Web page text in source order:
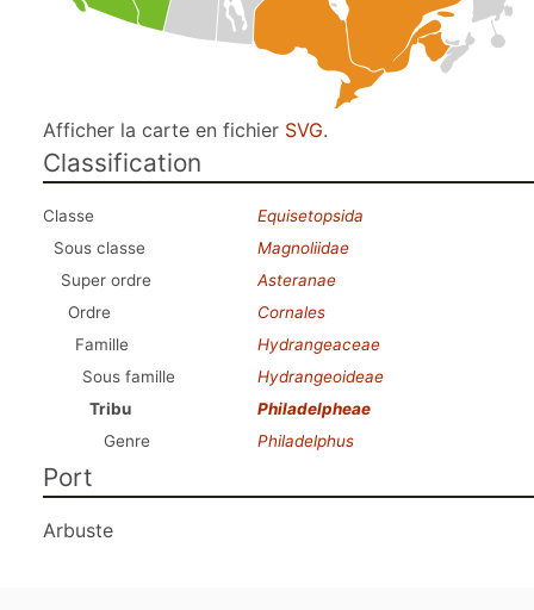
Afficher la carte en fichier SVG.
Classification
Classe
Equisetopsida
Sous classe
Magnoliidae
Super ordre
Asteranae
Ordre
Cornales
Famille
Hydrangeaceae
Sous famille
Hydrangeoideae
Tribu
Philadelpheae
Genre
Philadelphus
Port
Arbuste